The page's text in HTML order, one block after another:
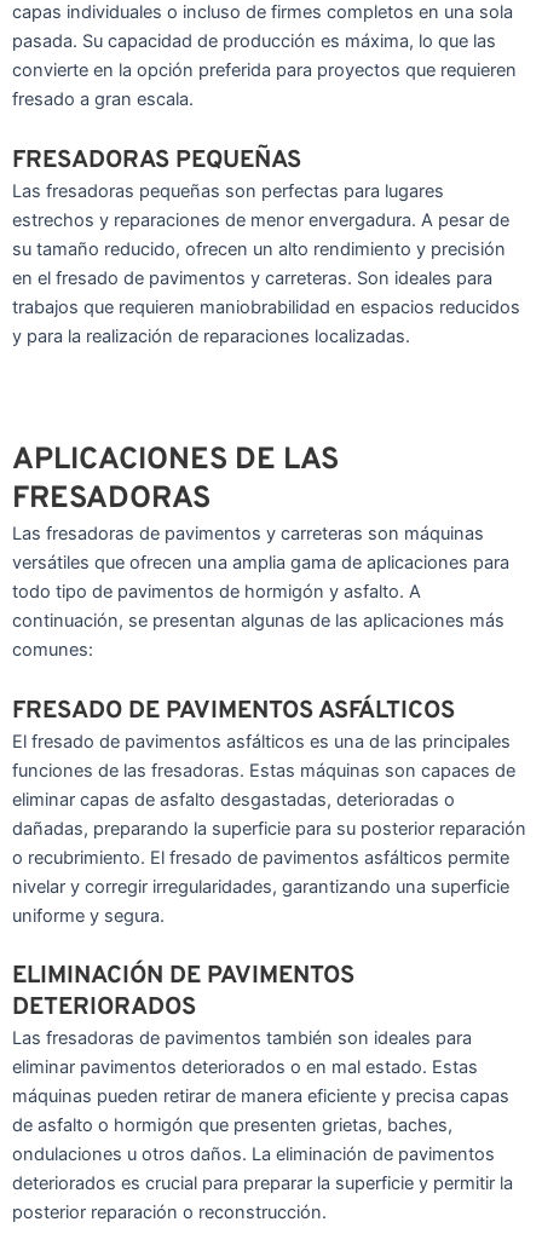
capas individuales o incluso de firmes completos en una sola
pasada. Su capacidad de producción es máxima, lo que las
convierte en la opción preferida para proyectos que requieren
fresado a gran escala.
FRESADORAS PEQUEÑAS
Las fresadoras pequeñas son perfectas para lugares
estrechos y reparaciones de menor envergadura. A pesar de
su tamaño reducido, ofrecen un alto rendimiento y precisión
en el fresado de pavimentos y carreteras. Son ideales para
trabajos que requieren maniobrabilidad en espacios reducidos
y para la realización de reparaciones localizadas.
APLICACIONES DE LAS
FRESADORAS
Las fresadoras de pavimentos y carreteras son máquinas
versátiles que ofrecen una amplia gama de aplicaciones para
todo tipo de pavimentos de hormigón y asfalto. A
continuación, se presentan algunas de las aplicaciones más
comunes:
FRESADO DE PAVIMENTOS ASFÁLTICOS
El fresado de pavimentos asfálticos es una de las principales
funciones de las fresadoras. Estas máquinas son capaces de
eliminar capas de asfalto desgastadas, deterioradas o
dañadas, preparando la superficie para su posterior reparación
o recubrimiento. El fresado de pavimentos asfálticos permite
nivelar y corregir irregularidades, garantizando una superficie
uniforme y segura.
ELIMINACIÓN DE PAVIMENTOS
DETERIORADOS
Las fresadoras de pavimentos también son ideales para
eliminar pavimentos deteriorados o en mal estado. Estas
máquinas pueden retirar de manera eficiente y precisa capas
de asfalto o hormigón que presenten grietas, baches,
ondulaciones u otros daños. La eliminación de pavimentos
deteriorados es crucial para preparar la superficie y permitir la
posterior reparación o reconstrucción.